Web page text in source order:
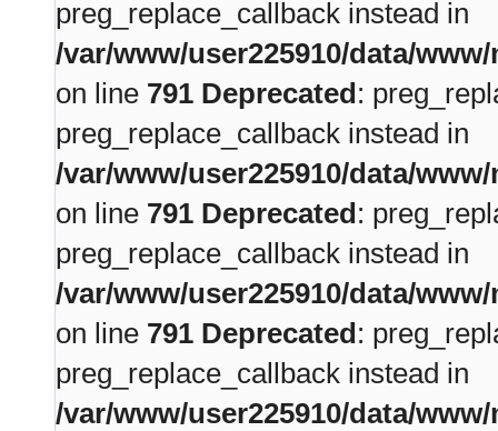
preg_replace_callback instead in
/var/www/user225910/data/
on line 791 Deprecated:
preg_replace_callback instead in
/var/www/user225910/data/
on line 791 Deprecated:
preg_replace_callback instead in
/var/www/user225910/data/
on line 791 Deprecated:
preg_replace_callback instead in
/var/www/user225910/data/